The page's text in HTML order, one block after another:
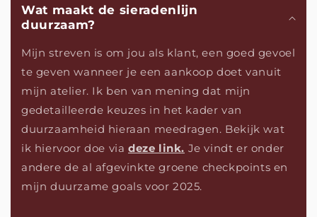
Wat maakt de sieradenlijn
duurzaam?
Mijn streven is om jou als klant, een goed gevoel
te geven wanneer je een aankoop doet vanuit
mijn atelier. Ik ben van mening dat mijn
gedetailleerde keuzes in het kader van
duurzaamheid hieraan meedragen. Bekijk wat
ik hiervoor doe via deze link. Je vindt er onder
andere de al afgevinkte groene checkpoints en
mijn duurzame goals voor 2025.